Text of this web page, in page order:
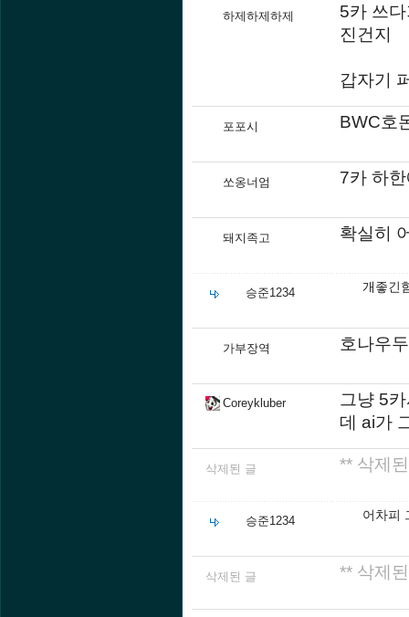
하제하제하제
5카 쓰
진건지
갑자기
포포시 BWC호
쏘옹너엄 7카 하
돼지족고 확실히
승준1234 개좋긴
가부장역 호나우
Coreykluber
그냥 5
데 ai가
삭제된 글 ** 삭제
승준1234 어차피
삭제된 글 ** 삭제